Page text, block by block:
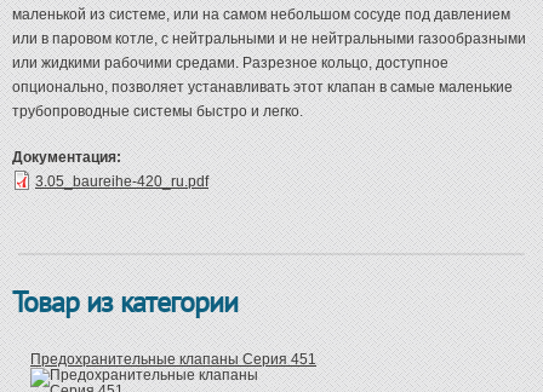
маленькой из системе, или на самом небольшом сосуде под давлением
или в паровом котле, с нейтральными и не нейтральными газообразными
или жидкими рабочими средами. Разрезное кольцо, доступное
опционально, позволяет устанавливать этот клапан в самые маленькие
трубопроводные системы быстро и легко.
Документация:
3.05_baureihe-420_ru.pdf
Товар из категории
Предохранительные клапаны Серия 451